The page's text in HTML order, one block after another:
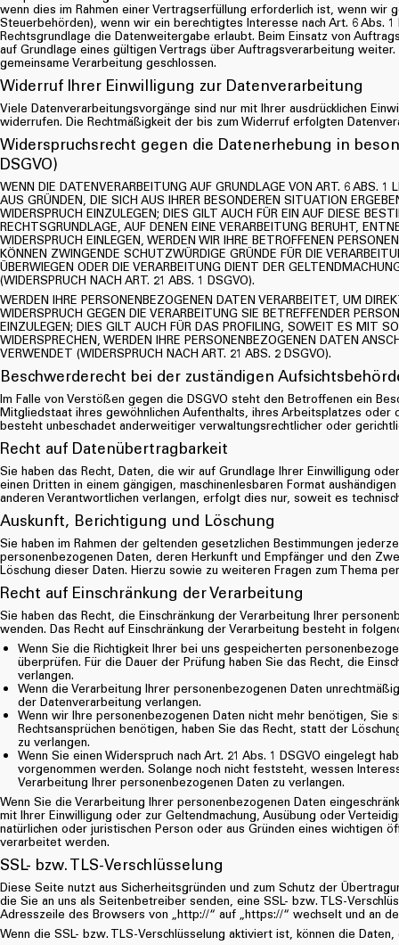
wenn dies im Rahmen einer Vertragserfüllung erforderlich ist, wenn wir
Steuerbehörden), wenn wir ein berechtigtes Interesse nach Art. 6 Abs.
Rechtsgrundlage die Datenweitergabe erlaubt. Beim Einsatz von
auf Grundlage eines gültigen Vertrags über Auftragsverarbeitung
gemeinsame Verarbeitung geschlossen.
Widerruf Ihrer Einwilligung zur Datenverarbeitung
Viele Datenverarbeitungsvorgänge sind nur mit Ihrer ausdrücklichen
widerrufen. Die Rechtmäßigkeit der bis zum Widerruf erfolgten
Widerspruchsrecht gegen die Datenerhebung in
DSGVO)
WENN DIE DATENVERARBEITUNG AUF GRUNDLAGE VON ART. 6 ABS.
AUS GRÜNDEN, DIE SICH AUS IHRER BESONDEREN SITUATION
WIDERSPRUCH EINZULEGEN; DIES GILT AUCH FÜR EIN AUF DIESE
RECHTSGRUNDLAGE, AUF DENEN EINE VERARBEITUNG BERUHT,
WIDERSPRUCH EINLEGEN, WERDEN WIR IHRE BETROFFENEN
KÖNNEN ZWINGENDE SCHUTZWÜRDIGE GRÜNDE FÜR DIE
ÜBERWIEGEN ODER DIE VERARBEITUNG DIENT DER
(WIDERSPRUCH NACH ART. 21 ABS. 1 DSGVO).
WERDEN IHRE PERSONENBEZOGENEN DATEN VERARBEITET, UM
WIDERSPRUCH GEGEN DIE VERARBEITUNG SIE BETREFFENDER
EINZULEGEN; DIES GILT AUCH FÜR DAS PROFILING, SOWEIT ES MIT
WIDERSPRECHEN, WERDEN IHRE PERSONENBEZOGENEN DATEN
VERWENDET (WIDERSPRUCH NACH ART. 21 ABS. 2 DSGVO).
Beschwerde­recht bei der zuständigen
Im Falle von Verstößen gegen die DSGVO steht den Betroffenen ein
Mitgliedstaat ihres gewöhnlichen Aufenthalts, ihres Arbeitsplatzes
besteht unbeschadet anderweitiger verwaltungsrechtlicher oder
Recht auf Daten­übertrag­barkeit
Sie haben das Recht, Daten, die wir auf Grundlage Ihrer Einwilligung
einen Dritten in einem gängigen, maschinenlesbaren Format
anderen Verantwortlichen verlangen, erfolgt dies nur, soweit es
Auskunft, Berichtigung und Löschung
Sie haben im Rahmen der geltenden gesetzlichen Bestimmungen
personenbezogenen Daten, deren Herkunft und Empfänger und den
Löschung dieser Daten. Hierzu sowie zu weiteren Fragen zum Thema
Recht auf Einschränkung der Verarbeitung
Sie haben das Recht, die Einschränkung der Verarbeitung Ihrer
wenden. Das Recht auf Einschränkung der Verarbeitung besteht in
Wenn Sie die Richtigkeit Ihrer bei uns gespeicherten
überprüfen. Für die Dauer der Prüfung haben Sie das Recht, die
verlangen.
Wenn die Verarbeitung Ihrer personenbezogenen Daten
der Datenverarbeitung verlangen.
Wenn wir Ihre personenbezogenen Daten nicht mehr benötigen, Sie
Rechtsansprüchen benötigen, haben Sie das Recht, statt der
zu verlangen.
Wenn Sie einen Widerspruch nach Art. 21 Abs. 1 DSGVO eingelegt
vorgenommen werden. Solange noch nicht feststeht, wessen
Verarbeitung Ihrer personenbezogenen Daten zu verlangen.
Wenn Sie die Verarbeitung Ihrer personenbezogenen Daten
mit Ihrer Einwilligung oder zur Geltendmachung, Ausübung oder
natürlichen oder juristischen Person oder aus Gründen eines wichtigen
verarbeitet werden.
SSL- bzw. TLS-Verschlüsselung
Diese Seite nutzt aus Sicherheitsgründen und zum Schutz der
die Sie an uns als Seitenbetreiber senden, eine SSL- bzw. TLS-
Adresszeile des Browsers von „http://“ auf „https://“ wechselt und an
Wenn die SSL- bzw. TLS-Verschlüsselung aktiviert ist, können die